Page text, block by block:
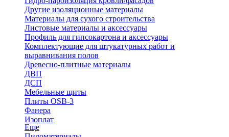
Другие изоляционные материалы
Материалы для сухого строительства
Листовые материалы и аксессуары
Профиль для гипсокартона и аксессуары
Комплектующие для штукатурных работ и
выравнивания полов
Древесно-плитные материалы
ДВП
ДСП
Мебельные щиты
Плиты OSB-3
Фанера
Изоплат
Еще